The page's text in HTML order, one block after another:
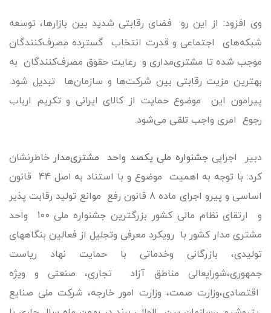
وی افزود: از این رو فضای رقابتی شدید بین بازارها، توسعه
شبکه‌های اجتماعی و قدرت انتخاب گسترده مصرف‌کنندگان
موجب شده تا مشتری‌مداری و رعایت حقوق مصرف‌کنندگان به
بهترین مزیت رقابتی بین شرکت‌ها و سازمان‌ها تبدیل‌ شود.
پیرامون این موضوع حمایت از کالای ایرانی و تکریم ارباب
رجوع امری واجب تلقی می‌شود.
دبیر اجراییجشنواره ملی یکصد واحد مشتری‌مدار خاطرنشان
کرد: با توجه به اهمیت موضوع و با استناد به اصل 44 قانون
اساسی و پیرو اجرای ماده 8 قانون رفع موانع تولید رقابت پذیر
و ارتقای نظام مالی کشور بزرگترین جشنواره ملی 100 واحد
مشتری مدار کشور با رویکرد معرفی وتجلیل از فعالین بنگاههای
تولیدی، بازرگانی وخدماتی با حمایت نهاد ریاست
جمهوری،شورایعالی مناطق آزاد تجاری، صنعتی و ویژه
اقتصادی،وزارت صمت، وزارت امور خارجه، شرکت ملی صنایع